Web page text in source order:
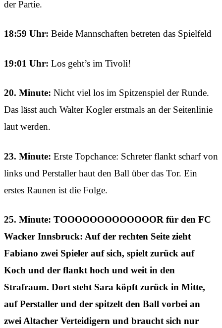
der Partie.
18:59 Uhr: Beide Mannschaften betreten das Spielfeld
19:01 Uhr: Los geht’s im Tivoli!
20. Minute: Nicht viel los im Spitzenspiel der Runde.
Das lässt auch Walter Kogler erstmals an der Seitenlinie
laut werden.
23. Minute: Erste Topchance: Schreter flankt scharf von
links und Perstaller haut den Ball über das Tor. Ein
erstes Raunen ist die Folge.
25. Minute: TOOOOOOOOOOOOOR für den FC
Wacker Innsbruck: Auf der rechten Seite zieht
Fabiano zwei Spieler auf sich, spielt zurück auf
Koch und der flankt hoch und weit in den
Strafraum. Dort steht Sara köpft zurück in Mitte,
auf Perstaller und der spitzelt den Ball vorbei an
zwei Altacher Verteidigern und braucht sich nur